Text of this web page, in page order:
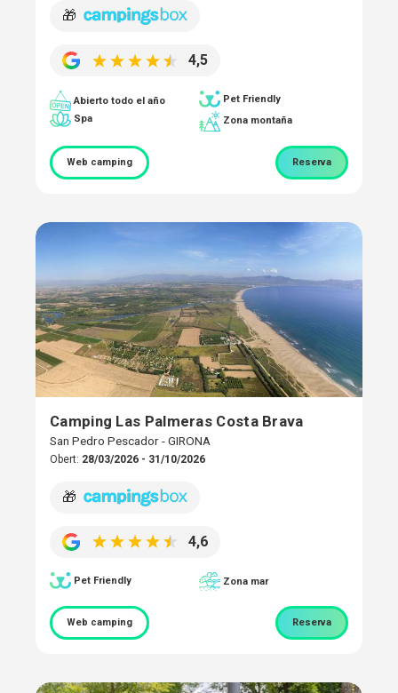
🎁
4,5
Abierto todo el año
Pet Friendly
Spa
Zona montaña
Web camping Reserva
Camping Las Palmeras Costa Brava
San Pedro Pescador - GIRONA
Obert: 28/03/2026 - 31/10/2026
🎁
4,6
Pet Friendly Zona mar
Web camping Reserva